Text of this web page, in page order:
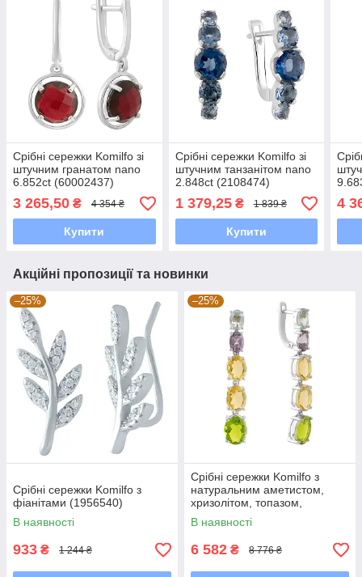
Срібні сережки Komilfo зі
штучним гранатом nano
6.852ct (60002437)
3 265,50 ₴ 4 354 ₴
Купити
Срібні сережки Komilfo зі
штучним танзанітом nano
2.848ct (2108474)
1 379,25₴ 1 839 ₴
Купити
4
Акційні пропозиції та новинки
–25%
Срібні сережки Komilfo з
фіанітами (1956540)
В наявності
933 ₴ 1 244 ₴
–25%
Срібні сережки Komilfo з
натуральним аметистом,
хризолітом, топазом,
цитрином (2183259)
В наявності
6 582 ₴ 8 776 ₴